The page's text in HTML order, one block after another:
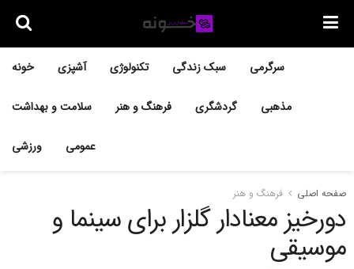
خونه آشپزی تکنولوژی سبک زندگی سرگرمی
سلامت و بهداشت فرهنگ و هنر گردشگری مذهبی
ورزشی عمومی
صفحه اصلی فرهنگ و هنر
دورخیز معنادار گلزار برای سینما و
موسیقی